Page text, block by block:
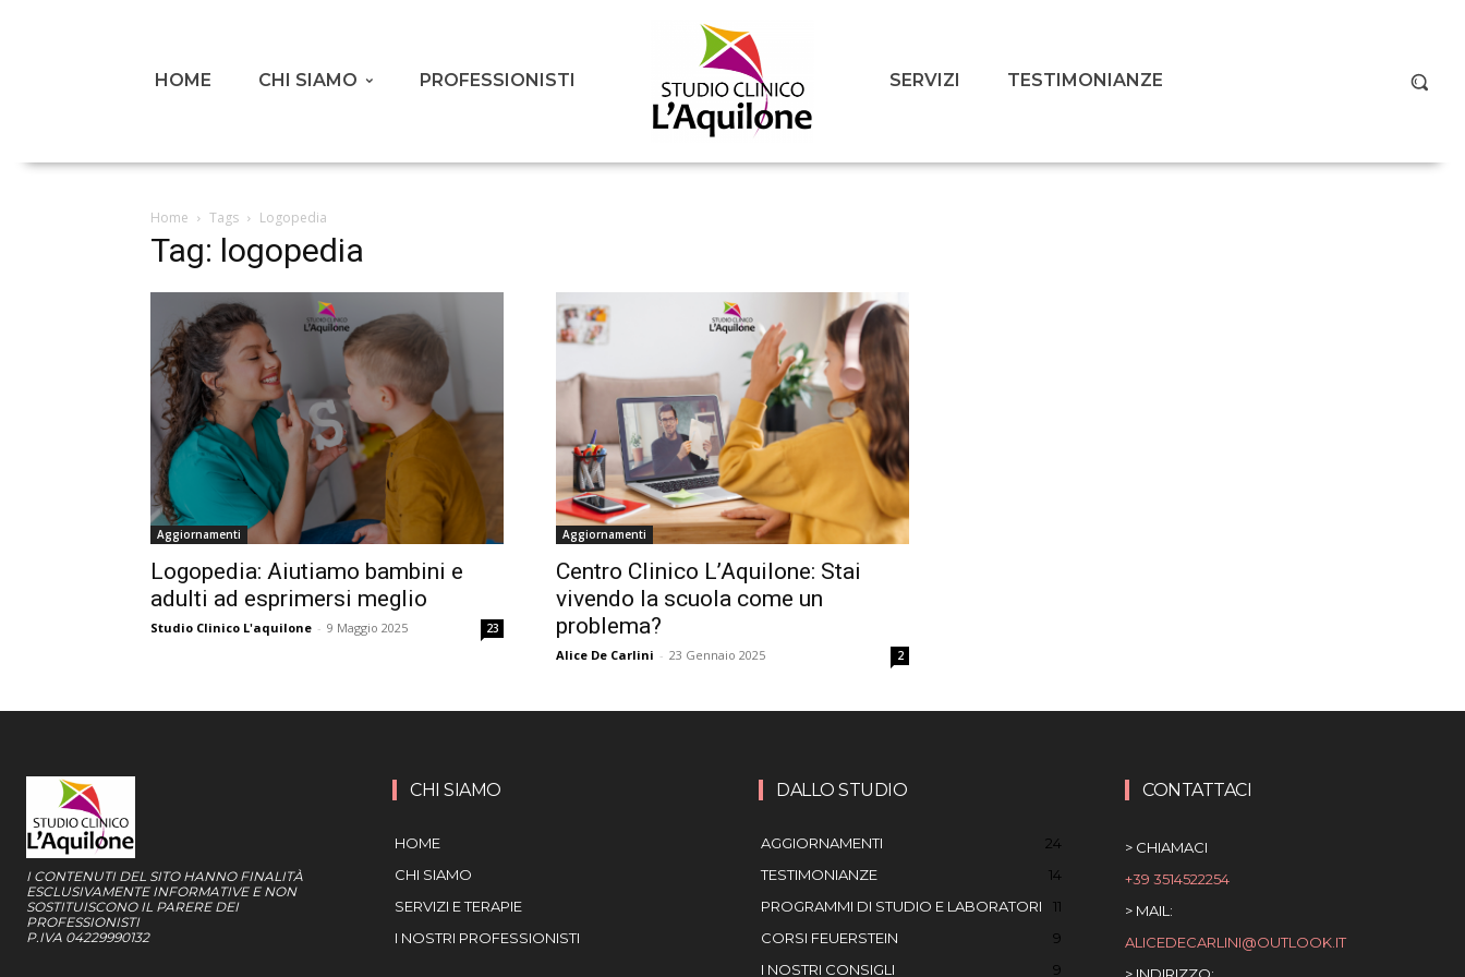
HOME CHI SIAMO PROFESSIONISTI SERVIZI TESTIMONIANZE
Home Tags Logopedia
Tag: logopedia
Aggiornamenti
Logopedia: Aiutiamo bambini e
adulti ad esprimersi meglio
Studio Clinico L'aquilone - 9 Maggio 2025 23
Aggiornamenti
Centro Clinico L’Aquilone: Stai
vivendo la scuola come un
problema?
Alice De Carlini - 23 Gennaio 2025 2
I CONTENUTI DEL SITO HANNO FINALITÀ
ESCLUSIVAMENTE INFORMATIVE E NON
SOSTITUISCONO IL PARERE DEI
PROFESSIONISTI
P.IVA 04229990132
CHI SIAMO
HOME
CHI SIAMO
SERVIZI E TERAPIE
I NOSTRI PROFESSIONISTI
DALLO STUDIO
AGGIORNAMENTI
24
TESTIMONIANZE
14
PROGRAMMI DI STUDIO E LABORATORI
11
CORSI FEUERSTEIN
9
I NOSTRI CONSIGLI
9
CONTATTACI
> CHIAMACI
+39 3514522254
> MAIL:
ALICEDECARLINI@OUTLOOK.IT